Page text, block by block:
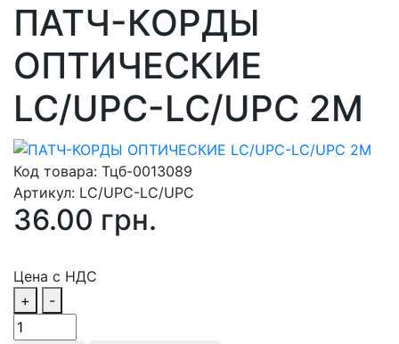
ПАТЧ-КОРДЫ
ОПТИЧЕСКИЕ
LC/UPC-LC/UPC 2M
Код товара: Тцб-0013089
Артикул: LC/UPC-LC/UPC
36.00 грн.
Цена с НДС
+
-